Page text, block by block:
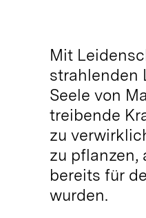
Mit
strahlenden
Seele von
treibende
zu
zu pflanzen,
bereits für
wurden.